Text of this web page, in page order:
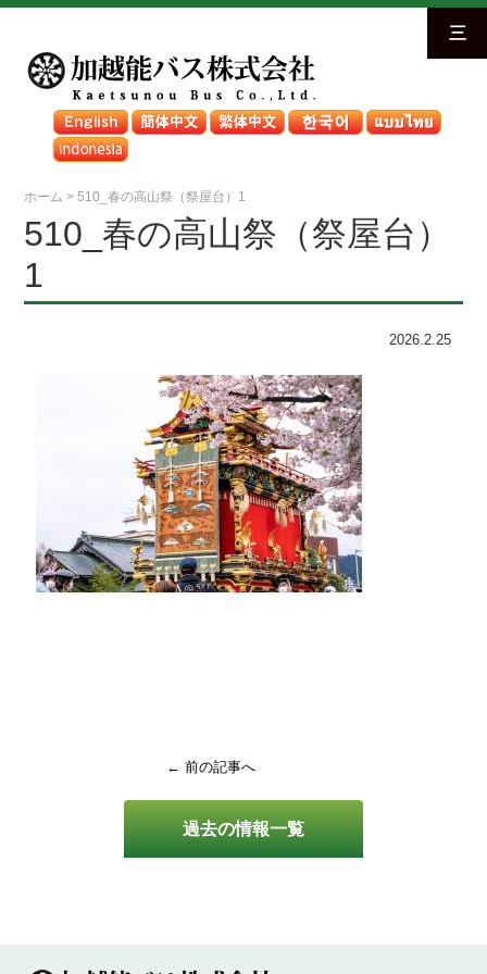
三
ホーム >510_春の高山祭（祭屋台）1
過去の情報一覧
510_春の高山祭（祭屋台）
1
2026.2.25
← 前の記事へ